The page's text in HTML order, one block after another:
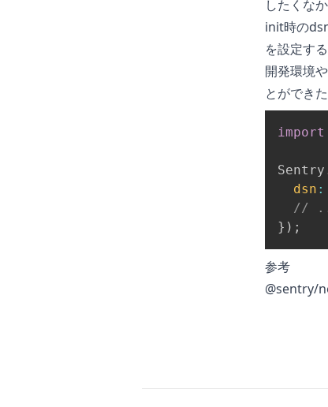
したくな
init時の
を設定する
開発環境
とができた
import
Sentry
dsn :
//
} ) ;
参考
@sentry/